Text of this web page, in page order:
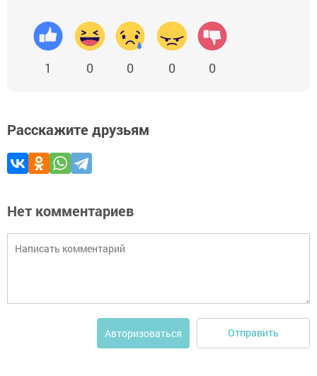
1 0 0 0 0
Расскажите друзьям
Нет комментариев
Авторизоваться Отправить